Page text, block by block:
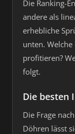
Die Ranking-
andere als
erhebliche
unten.
profitieren?
folgt.
Die besten
Die Frage
Döhren lässt